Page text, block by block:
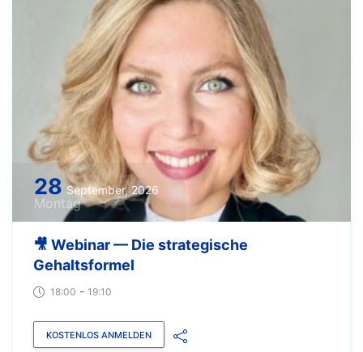
28 September, 2026
Montag
🎥 Webinar — Die strategische
Gehaltsformel
18:00 - 19:10
KOSTENLOS ANMELDEN